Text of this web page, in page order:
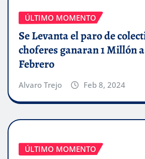
ÚLTIMO MOMENTO
Se Levanta el paro de
choferes ganaran 1 Millón
Febrero
Alvaro Trejo Feb 8, 2024
ÚLTIMO MOMENTO